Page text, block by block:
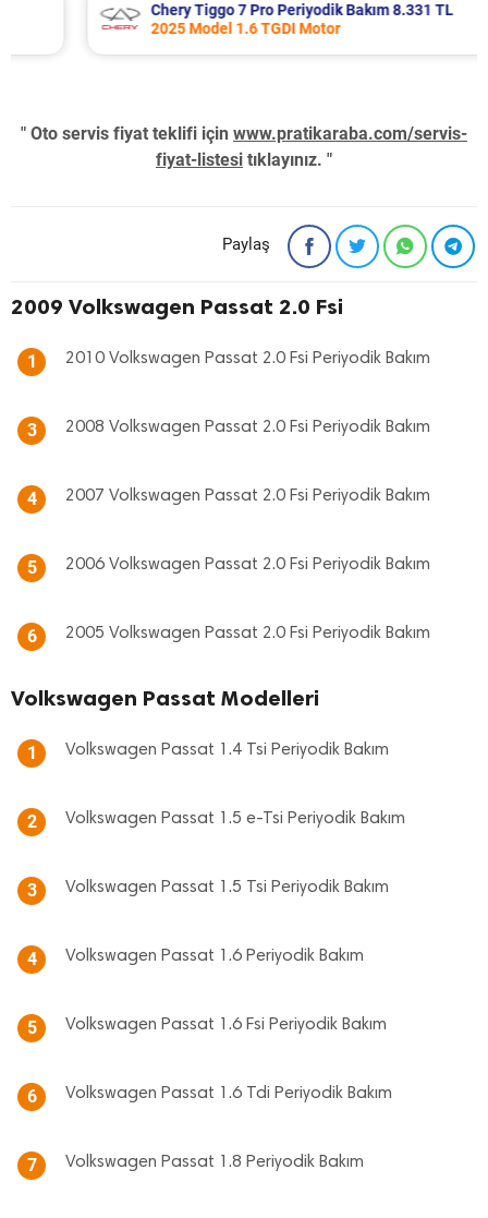
Chery Tiggo 7 Pro Periyodik Bakım 8.331 TL
2025 Model 1.6 TGDI Motor
" Oto servis fiyat teklifi için www.pratikaraba.com/servis-
fiyat-listesi tıklayınız. "
Paylaş
2009 Volkswagen Passat 2.0 Fsi
1 2010 Volkswagen Passat 2.0 Fsi Periyodik Bakım
3 2008 Volkswagen Passat 2.0 Fsi Periyodik Bakım
4 2007 Volkswagen Passat 2.0 Fsi Periyodik Bakım
5 2006 Volkswagen Passat 2.0 Fsi Periyodik Bakım
6 2005 Volkswagen Passat 2.0 Fsi Periyodik Bakım
Volkswagen Passat Modelleri
1 Volkswagen Passat 1.4 Tsi Periyodik Bakım
2 Volkswagen Passat 1.5 e-Tsi Periyodik Bakım
3 Volkswagen Passat 1.5 Tsi Periyodik Bakım
4 Volkswagen Passat 1.6 Periyodik Bakım
5 Volkswagen Passat 1.6 Fsi Periyodik Bakım
6 Volkswagen Passat 1.6 Tdi Periyodik Bakım
7 Volkswagen Passat 1.8 Periyodik Bakım